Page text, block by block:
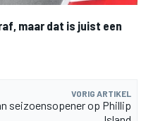
maar dat is juist een
VORIG ARTIKEL
seizoensopener op Phillip